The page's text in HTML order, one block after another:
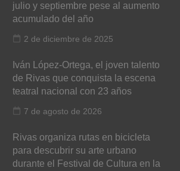
julio y septiembre pese al aumento
acumulado del año
2 de diciembre de 2025
Iván López-Ortega, el joven talento
de Rivas que conquista la escena
teatral nacional con 23 años
7 de agosto de 2026
Rivas organiza rutas en bicicleta
para descubrir su arte urbano
durante el Festival de Cultura en la